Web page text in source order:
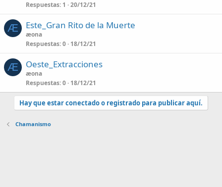
Respuestas 1 20/12/21
Æ Este_Gran Rito de la Muerte
æona
Respuestas 0 18/12/21
Æ Oeste_Extracciones
æona
Respuestas 0 18/12/21
Hay que estar conectado o registrado para publicar aquí.
Chamanismo